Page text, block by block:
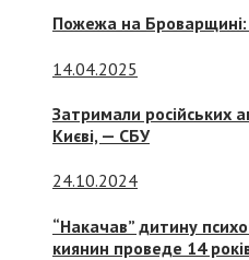
Пожежа на Броварщині:
14.04.2025
Затримали російських
Києві, — СБУ
24.10.2024
“Накачав” дитину
киянин проведе 14